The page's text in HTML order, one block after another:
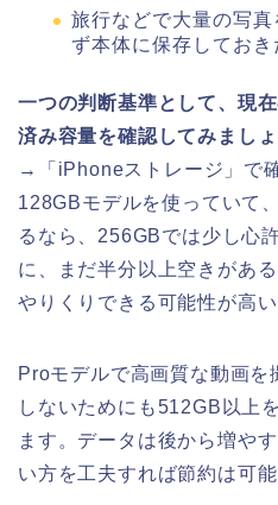
旅行などで大量の写
ず本体に保存しておき
一つの判断基準として、現
済み容量を確認してみましょ
→「iPhoneストレージ」で
128GBモデルを使っていて
るなら、256GBでは少し心
に、まだ半分以上空きがあ
やりくりできる可能性が高い
Proモデルで高画質な動画
しないためにも512GB以上
ます。データは後から増や
い方を工夫すれば節約は可能